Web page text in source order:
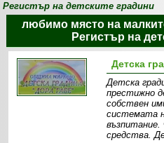
Регистър на детските градини
любимо място на
Регистър на
Детска
Детска
престижно
собствен
системата
възпитание.
средства.